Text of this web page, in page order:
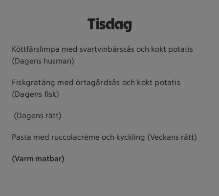
Tisdag
Köttfärslimpa med svartvinbärssås och kokt potatis
(Dagens husman)
Fiskgratäng med örtagårdsås och kokt potatis
(Dagens fisk)
(Dagens rätt)
Pasta med ruccolacrème och kyckling (Veckans rätt)
(Varm matbar)